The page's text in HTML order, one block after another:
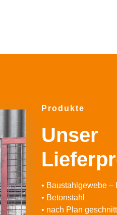
Produkte
Unser
• Baustahlgewebe –
• Betonstahl
• nach Plan